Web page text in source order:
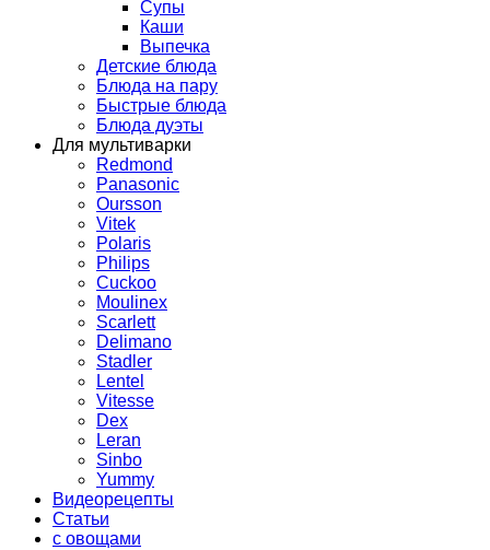
Супы
Каши
Выпечка
Детские блюда
Блюда на пару
Быстрые блюда
Блюда дуэты
Для мультиварки
Redmond
Panasonic
Oursson
Vitek
Polaris
Philips
Cuckoo
Moulinex
Scarlett
Delimano
Stadler
Lentel
Vitesse
Dex
Leran
Sinbo
Yummy
Видеорецепты
Статьи
с овощами